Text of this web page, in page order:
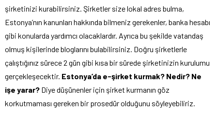
şirketinizi kurabilirsiniz. Şirketler size lokal adres bulma,
Estonya’nın kanunları hakkında bilmeniz gerekenler, banka hesabı
gibi konularda yardımcı olacaklardır. Ayrıca bu şekilde vatandaş
olmuş kişilerinde bloglarını bulabilirsiniz. Doğru şirketlerle
çalıştığınız sürece 2 gün gibi kısa bir sürede şirketinizin kurulumu
gerçekleşecektir. Estonya’da e-şirket kurmak? Nedir? Ne
işe yarar? Diye düşünenler için şirket kurmanın göz
korkutmaması gereken bir prosedür olduğunu söyleyebiliriz.